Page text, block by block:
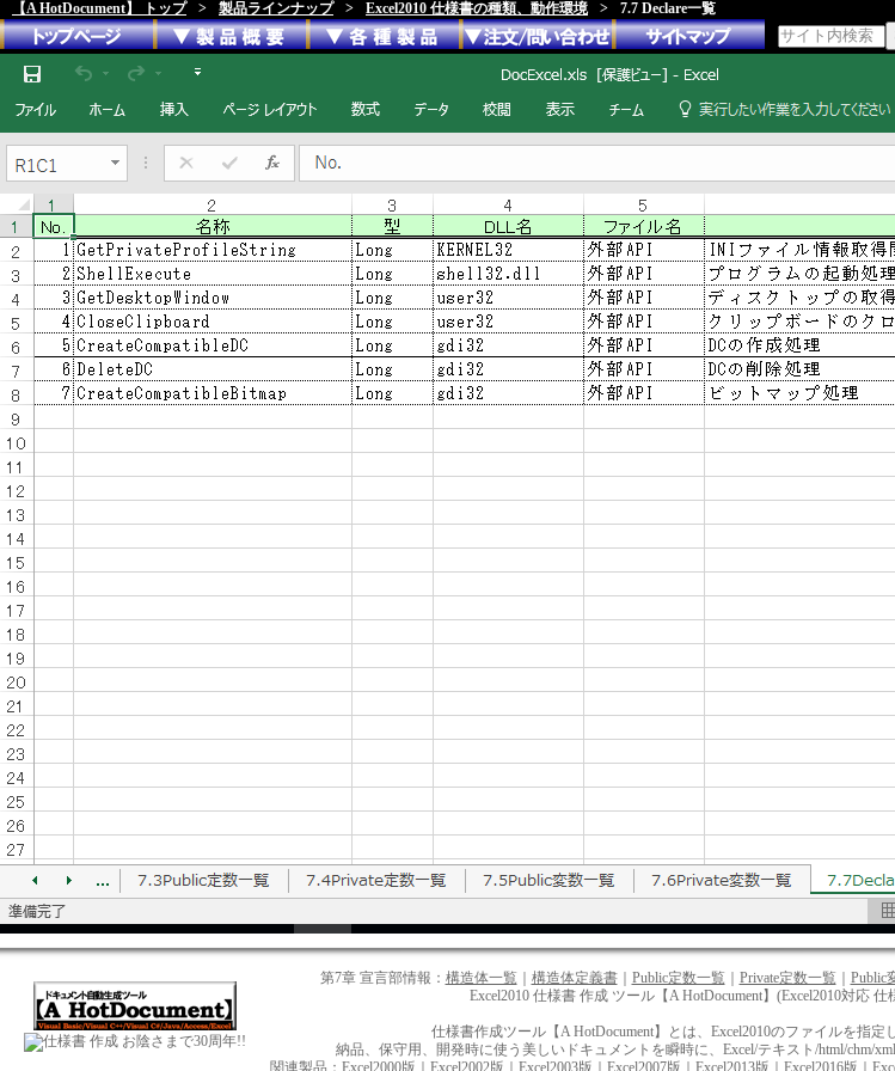
【A HotDocument】 トップ > 製品ラインナップ > Excel2010 仕様書の種類、動作環境 > 7.7 Declare一覧
お陰さまで30周年!!
第7章 宣言部情報： 構造体一覧｜ 構造体定義書｜ Public定数一覧｜ Private定数一覧｜ Public
Excel2010 仕様書 作成 ツール【A HotDocument】(Excel2010対応 仕
仕様書作成ツール【A HotDocument】とは、Excel2010のファイルを指定
納品、保守用、開発時に使う美しいドキュメントを瞬時に、Excel/テキスト/html/chm/
関連製品： Excel2000版 Excel2002版 Excel2003版 Excel2007版 Excel2013版 Excel2016版